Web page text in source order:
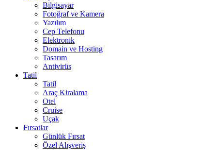
Bilgisayar
Fotoğraf ve Kamera
Yazılım
Cep Telefonu
Elektronik
Domain ve Hosting
Tasarım
Antivirüs
Tatil
Tatil
Araç Kiralama
Otel
Cruise
Uçak
Fırsatlar
Günlük Fırsat
Özel Alışveriş